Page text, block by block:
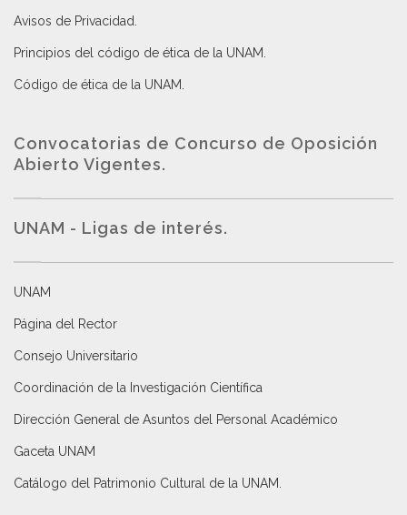
Avisos de Privacidad
Principios del código de ética de la UNAM
Código de ética de la UNAM
Convocatorias de Concurso de Oposición
Abierto Vigentes.
UNAM - Ligas de interés.
UNAM
Página del Rector
Consejo Universitario
Coordinación de la Investigación Científica
Dirección General de Asuntos del Personal Académico
Gaceta UNAM
Catálogo del Patrimonio Cultural de la UNAM.